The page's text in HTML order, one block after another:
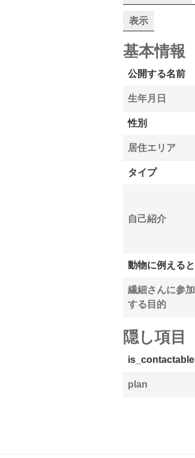
表示
基本情報
公開する名前
生年月日
性別
居住エリア
タイプ
自己紹介
動物に例えると
繊細さんに参加
する目的
隠し項目
is_contactable
plan